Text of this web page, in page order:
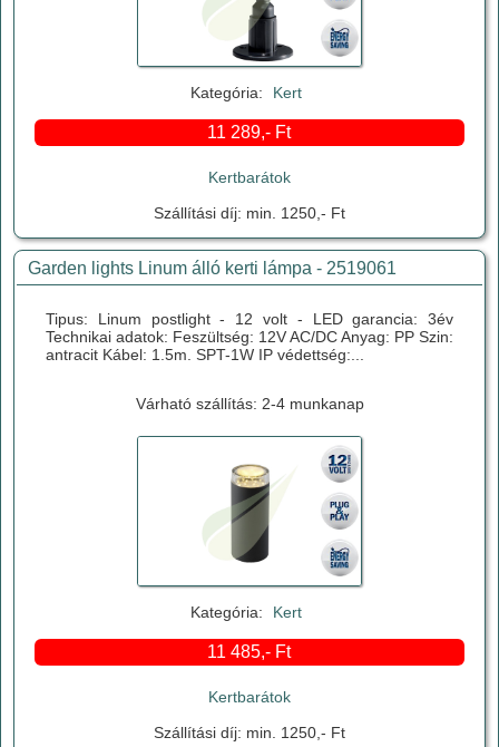
Kategória: Kert
11 289,- Ft
Kertbarátok
Szállítási díj: min. 1250,- Ft
Garden lights Linum álló kerti lámpa - 2519061
Tipus: Linum postlight - 12 volt - LED garancia: 3év
Technikai adatok: Feszültség: 12V AC/DC Anyag: PP Szin:
antracit Kábel: 1.5m. SPT-1W IP védettség:...
Várható szállítás: 2-4 munkanap
Kategória: Kert
11 485,- Ft
Kertbarátok
Szállítási díj: min. 1250,- Ft